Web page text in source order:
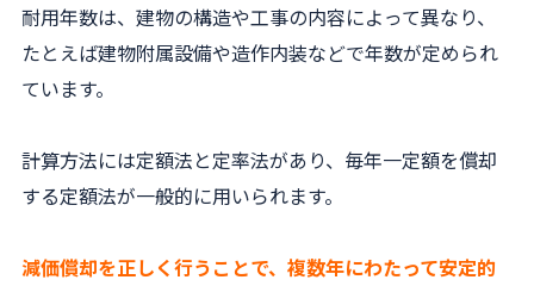
耐用年数は、建物の構造や工事の内容によって異なり、
たとえば建物附属設備や造作内装などで年数が定められ
ています。
計算方法には定額法と定率法があり、毎年一定額を償却
する定額法が一般的に用いられます。
減価償却を正しく行うことで、複数年にわたって安定的